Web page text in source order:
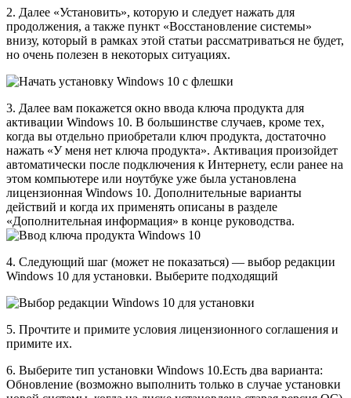
2. Далее «Установить», которую и следует нажать для
продолжения, а также пункт «Восстановление системы»
внизу, который в рамках этой статьи рассматриваться не будет,
но очень полезен в некоторых ситуациях.
3. Далее вам покажется окно ввода ключа продукта для
активации Windows 10. В большинстве случаев, кроме тех,
когда вы отдельно приобретали ключ продукта, достаточно
нажать «У меня нет ключа продукта». Активация произойдет
автоматически после подключения к Интернету, если ранее на
этом компьютере или ноутбуке уже была установлена
лицензионная Windows 10. Дополнительные варианты
действий и когда их применять описаны в разделе
«Дополнительная информация» в конце руководства.
4. Следующий шаг (может не показаться) — выбор редакции
Windows 10 для установки. Выберите подходящий
5. Прочтите и примите условия лицензионного соглашения и
примите их.
6. Выберите тип установки Windows 10.Есть два варианта:
Обновление (возможно выполнить только в случае установки